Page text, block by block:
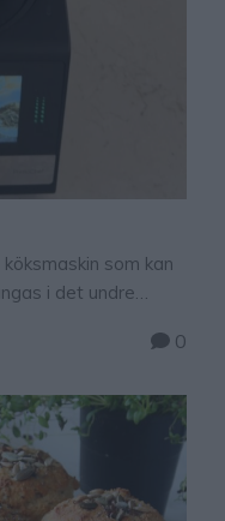
som kan
i det undre
Reklam för
som …
0